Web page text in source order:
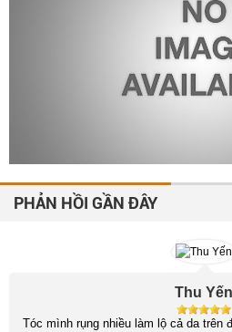
PHẢN HỒI GẦN ĐÂY
Thu Yến
Tóc mình rụng nhiều làm lộ cả da trên